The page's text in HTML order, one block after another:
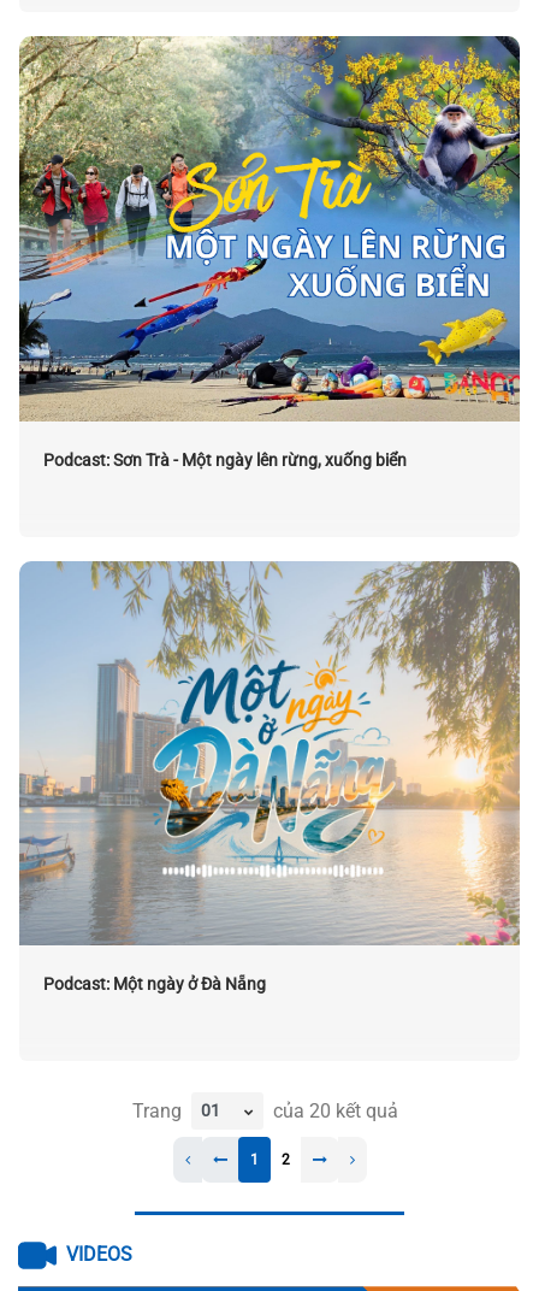
Podcast: Sơn Trà - Một ngày lên rừng, xuống biển
Podcast: Một ngày ở Đà Nẵng
Trang của 20 kết quả
1 2
VIDEOS